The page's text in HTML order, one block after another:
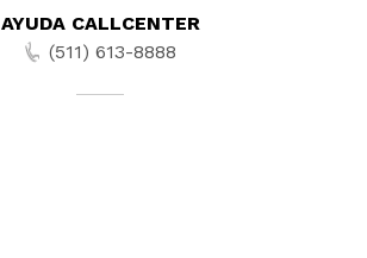
AYUDA CALLCENTER
(511) 613-8888